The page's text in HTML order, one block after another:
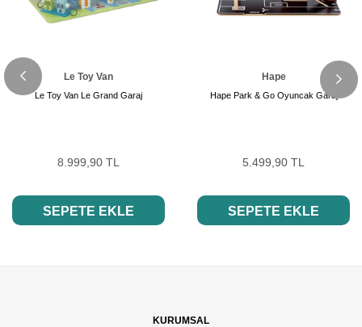
Le Toy Van
Le Toy Van Le Grand Garaj
8.999,90 TL
SEPETE EKLE
Hape
Hape Park & Go Oyuncak Garaj
5.499,90 TL
SEPETE EKLE
KURUMSAL